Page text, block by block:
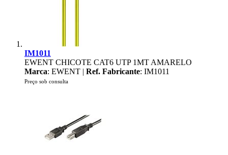
IM1011
EWENT CHICOTE CAT6 UTP 1MT AMARELO
Marca: EWENT | Ref. Fabricante: IM1011
Preço sob consulta